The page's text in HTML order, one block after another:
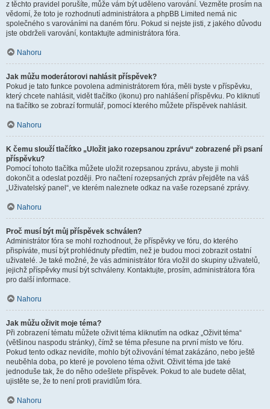
z těchto pravidel porušíte, může vám být uděleno varování. Vezměte prosím na
vědomí, že toto je rozhodnutí administrátora a phpBB Limited nemá nic
společného s varováními na daném fóru. Pokud si nejste jisti, z jakého důvodu
jste obdrželi varování, kontaktujte administrátora fóra.
Nahoru
Jak můžu moderátorovi nahlásit příspěvek?
Pokud je tato funkce povolena administrátorem fóra, měli byste v příspěvku,
který chcete nahlásit, vidět tlačítko (ikonu) pro nahlášení příspěvku. Po kliknutí
na tlačítko se zobrazí formulář, pomocí kterého můžete příspěvek nahlásit.
Nahoru
K čemu slouží tlačítko „Uložit jako rozepsanou zprávu“ zobrazené při psaní
příspěvku?
Pomocí tohoto tlačítka můžete uložit rozepsanou zprávu, abyste ji mohli
dokončit a odeslat později. Pro načtení rozepsaných zpráv přejděte na váš
„Uživatelský panel“, ve kterém naleznete odkaz na vaše rozepsané zprávy.
Nahoru
Proč musí být můj příspěvek schválen?
Administrátor fóra se mohl rozhodnout, že příspěvky ve fóru, do kterého
přispíváte, musí být prohlédnuty předtím, než je budou moci zobrazit ostatní
uživatelé. Je také možné, že vás administrátor fóra vložil do skupiny uživatelů,
jejichž příspěvky musí být schváleny. Kontaktujte, prosím, administrátora fóra
pro další informace.
Nahoru
Jak můžu oživit moje téma?
Při zobrazení tématu můžete oživit téma kliknutím na odkaz „Oživit téma“
(většinou naspodu stránky), čímž se téma přesune na první místo ve fóru.
Pokud tento odkaz nevidíte, mohlo být oživování témat zakázáno, nebo ještě
neuběhla doba, po které je povoleno téma oživit. Oživit téma jde také
jednoduše tak, že do něho odešlete příspěvek. Pokud to ale budete dělat,
ujistěte se, že to není proti pravidlům fóra.
Nahoru